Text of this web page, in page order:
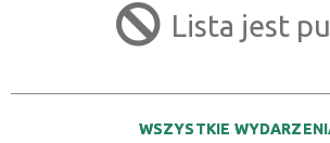
Trwające w zakresie
Lista jest
WSZYSTKIE